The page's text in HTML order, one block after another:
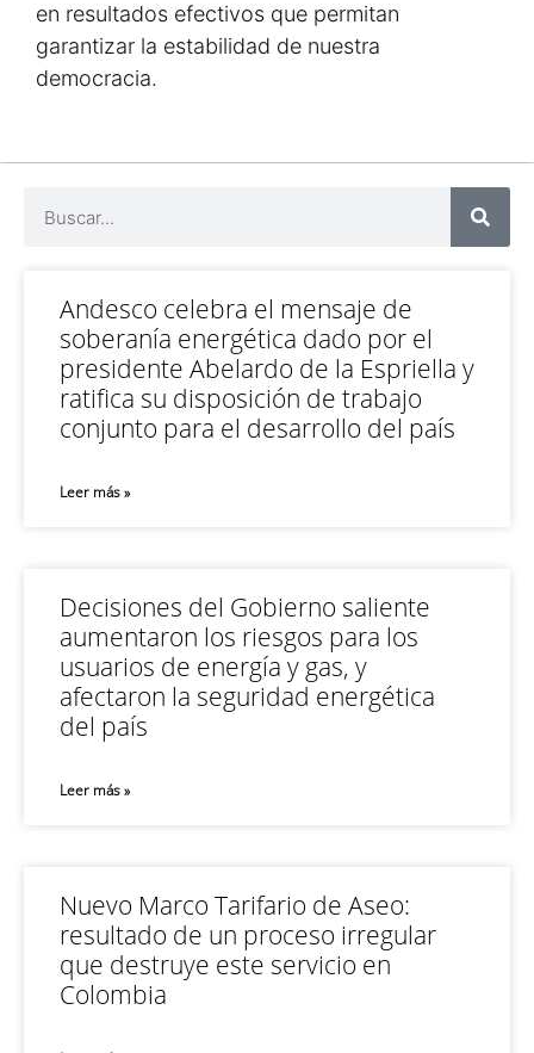
en resultados efectivos que permitan
garantizar la estabilidad de nuestra
democracia.
Andesco celebra el mensaje de
soberanía energética dado por el
presidente Abelardo de la Espriella y
ratifica su disposición de trabajo
conjunto para el desarrollo del país
Leer más »
Decisiones del Gobierno saliente
aumentaron los riesgos para los
usuarios de energía y gas, y
afectaron la seguridad energética
del país
Leer más »
Nuevo Marco Tarifario de Aseo:
resultado de un proceso irregular
que destruye este servicio en
Colombia